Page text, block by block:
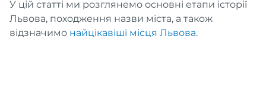
У цій статті ми розглянемо основні етапи історії
Львова, походження назви міста, а також
відзначимо найцікавіші місця Львова.